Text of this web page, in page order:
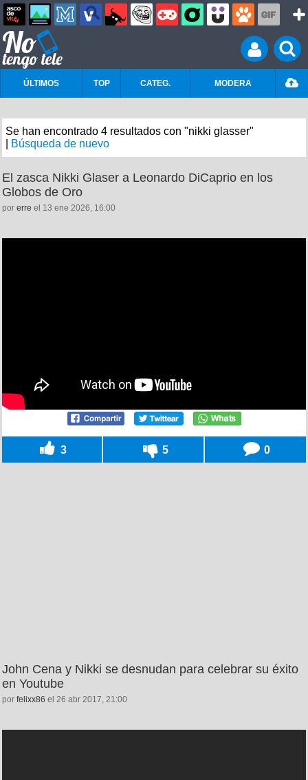
ÚLTIMOS TOP CATEG. MODERA
Se han encontrado 4 resultados con "nikki glasser"
Búsqueda de nuevo
El zasca Nikki Glaser a Leonardo DiCaprio en los
Globos de Oro
por erre el 13 ene 2026, 16:00
3 5 0
John Cena y Nikki se desnudan para celebrar su éxito
en Youtube
por felixx86 el 26 abr 2017, 21:00